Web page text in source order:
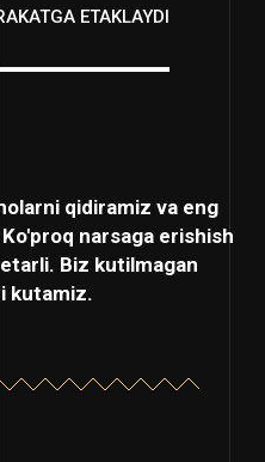
ETAKLAYDI
qidiramiz va eng
narsaga erishish
Biz kutilmagan
kutamiz.